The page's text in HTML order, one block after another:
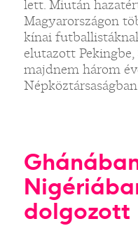
lett. Miután
Magyarországon
kínai
elutazott
majdnem három
dolgozott